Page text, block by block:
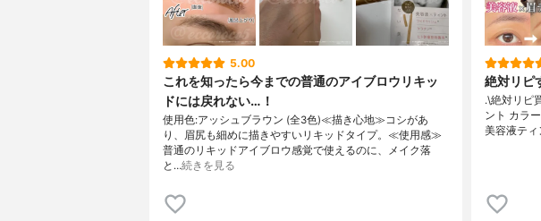
5.00
これを知ったら今までの普通のアイブロウリキッ
ドには戻れない…！
使用色:アッシュブラウン (全3色)≪描き心地≫コシがあ
り、眉尻も細めに描きやすいリキッドタイプ。≪使用感≫
普通のリキッドアイブロウ感覚で使えるのに、メイク落
と…続きを見る
絶対リピ
.\絶対リピ
ント カラ
美容液テ